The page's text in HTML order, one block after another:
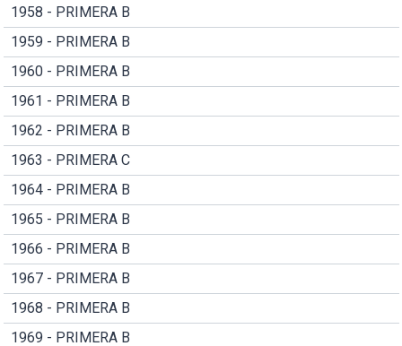
1958 - PRIMERA B
1959 - PRIMERA B
1960 - PRIMERA B
1961 - PRIMERA B
1962 - PRIMERA B
1963 - PRIMERA C
1964 - PRIMERA B
1965 - PRIMERA B
1966 - PRIMERA B
1967 - PRIMERA B
1968 - PRIMERA B
1969 - PRIMERA B